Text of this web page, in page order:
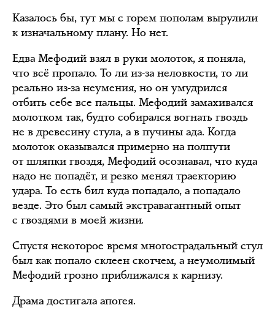
Казалось бы, тут мы с горем пополам вырулили
к изначальному плану. Но нет.
Едва Мефодий взял в руки молоток, я поняла,
что всё пропало. То ли из-за неловкости, то ли
реально из-за неумения, но он умудрился
отбить себе все пальцы. Мефодий замахивался
молотком так, будто собирался вогнать гвоздь
не в древесину стула, а в пучины ада. Когда
молоток оказывался примерно на полпути
от шляпки гвоздя, Мефодий осознавал, что куда
надо не попадёт, и резко менял траекторию
удара. То есть бил куда попадало, а попадало
везде. Это был самый экстравагантный опыт
с гвоздями в моей жизни.
Спустя некоторое время многострадальный стул
был как попало склеен скотчем, а неумолимый
Мефодий грозно приближался к карнизу.
Драма достигала апогея.